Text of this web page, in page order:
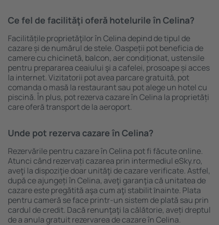
Ce fel de facilităţi oferă hotelurile în Celina?
Facilitățile proprietăţilor în Celina depind de tipul de
cazare și de numărul de stele. Oaspeții pot beneficia de
camere cu chicinetă, balcon, aer condiționat, ustensile
pentru prepararea ceaiului şi a cafelei, prosoape și acces
la internet. Vizitatorii pot avea parcare gratuită, pot
comanda o masă la restaurant sau pot alege un hotel cu
piscină. În plus, pot rezerva cazare în Celina la proprietăți
care oferă transport de la aeroport.
Unde pot rezerva cazare în Celina?
Rezervările pentru cazare în Celina pot fi făcute online.
Atunci când rezervați cazarea prin intermediul eSky.ro,
aveţi la dispoziţie doar unităţi de cazare verificate. Astfel,
după ce ajungeți în Celina, aveţi garanţia că unitatea de
cazare este pregătită aşa cum aţi stabilit ȋnainte. Plata
pentru cameră se face printr-un sistem de plată sau prin
cardul de credit. Dacă renunţaţi la călătorie, aveți dreptul
de a anula gratuit rezervarea de cazare în Celina.